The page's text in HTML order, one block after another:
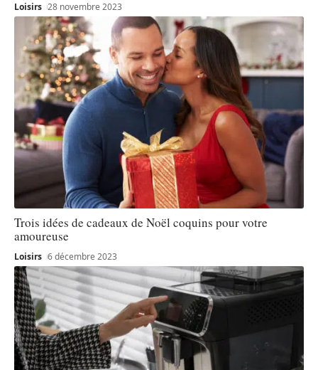
Loisirs 28 novembre 2023
Trois idées de cadeaux de Noël coquins pour votre
amoureuse
Loisirs 6 décembre 2023